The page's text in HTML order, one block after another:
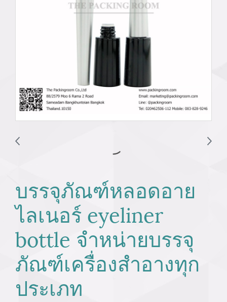
บรรจุภัณฑ์หลอดอาย
ไลเนอร์ eyeliner
bottle จำหน่ายบรรจุ
ภัณฑ์เครื่องสำอางทุก
ประเภท